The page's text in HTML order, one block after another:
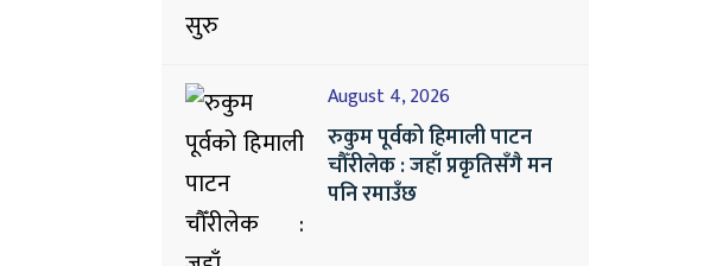
August 4, 2026
रुकुम पूर्वको हिमाली पाटन
चौँरीलेक : जहाँ प्रकृतिसँगै मन
पनि रमाउँछ